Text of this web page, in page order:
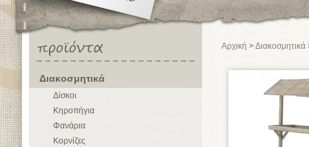
Διακοσμητικά
Δίσκοι
Κηροπήγια
Φανάρια
Κορνίζες
Αρχική >Διακοσμητικά